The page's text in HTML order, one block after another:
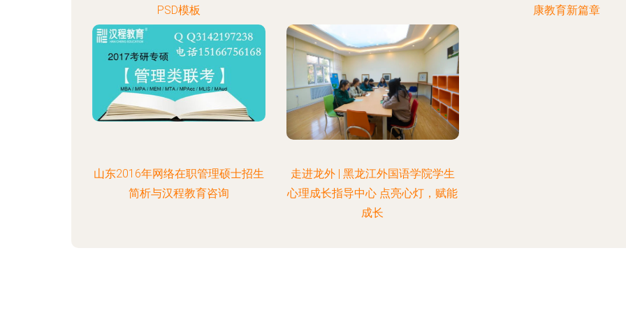
PSD模板 康教育新篇章
山东2016年网络在职管理硕士招生
简析与汉程教育咨询
走进龙外 | 黑龙江外国语学院学生
心理成长指导中心 点亮心灯，赋能
成长